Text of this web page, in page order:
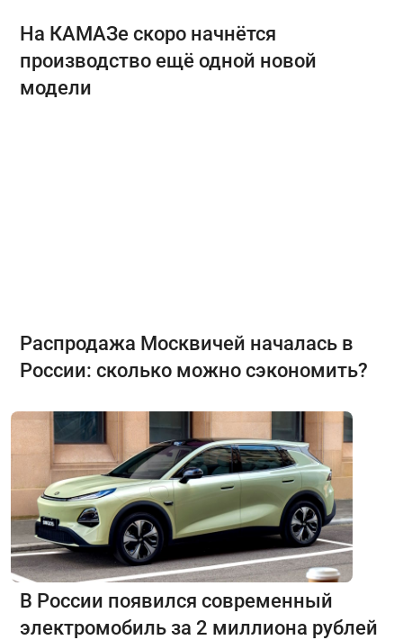
На КАМАЗе скоро начнётся
производство ещё одной новой
модели
Распродажа Москвичей началась в
России: сколько можно сэкономить?
В России появился современный
электромобиль за 2 миллиона рублей